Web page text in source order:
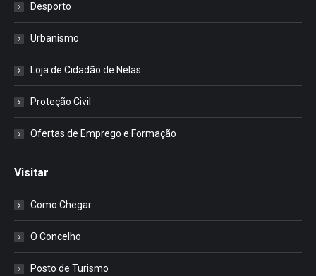
Desporto
Urbanismo
Loja de Cidadão de Nelas
Proteção Civil
Ofertas de Emprego e Formação
Visitar
Como Chegar
O Concelho
Posto de Turismo